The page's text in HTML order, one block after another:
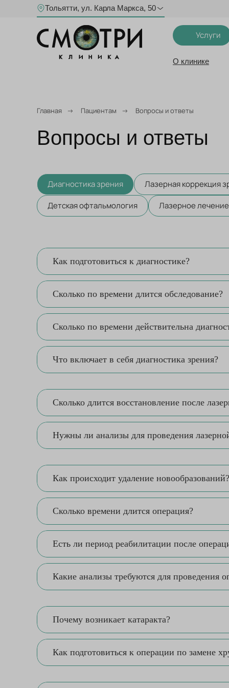
Тольятти, ул. Карла Маркса, 50
Услуги
О клинике
Главная → Пациентам → Вопросы и ответы
Вопросы и ответы
Диагностика зрения Лазерная коррекция
Детская офтальмология
Лазерное лечение
Как подготовиться к диагностике?
Сколько по времени длится обследование?
Сколько по времени действительна
Что включает в себя диагностика зрения?
Сколько длится восстановление после
Нужны ли анализы для проведения
Как происходит удаление новообразований?
Сколько времени длится операция?
Есть ли период реабилитации после
Какие анализы требуются для проведения
Почему возникает катаракта?
Как подготовиться к операции по замене